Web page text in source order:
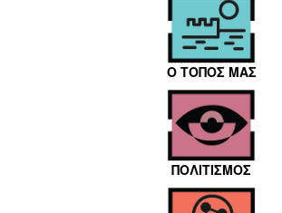
Ο ΤΟΠΟΣ ΜΑΣ
ΠΟΛΙΤΙΣΜΟΣ